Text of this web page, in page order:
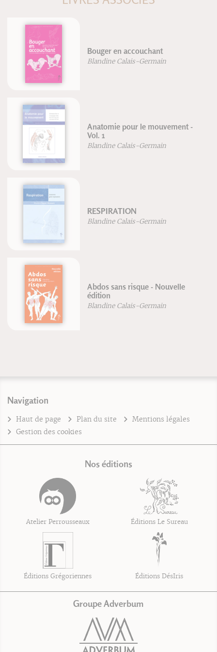
Bouger en accouchant
Blandine Calais-Germain
Anatomie pour le mouvement -
Vol. 1
Blandine Calais-Germain
RESPIRATION
Blandine Calais-Germain
Abdos sans risque - Nouvelle
édition
Blandine Calais-Germain
Navigation
Haut de page Plan du site
Mentions légales
Gestion des cookies
Nos éditions
Atelier Perrousseaux Éditions Le Sureau
Éditions Grégoriennes Éditions DésIris
Groupe Adverbum